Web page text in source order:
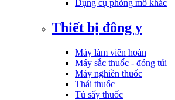
Dụng cụ phòng mổ khác
Thiết bị đông y
Máy làm viên hoàn
Máy sắc thuốc - đóng túi
Máy nghiền thuốc
Thái thuốc
Tủ sấy thuốc